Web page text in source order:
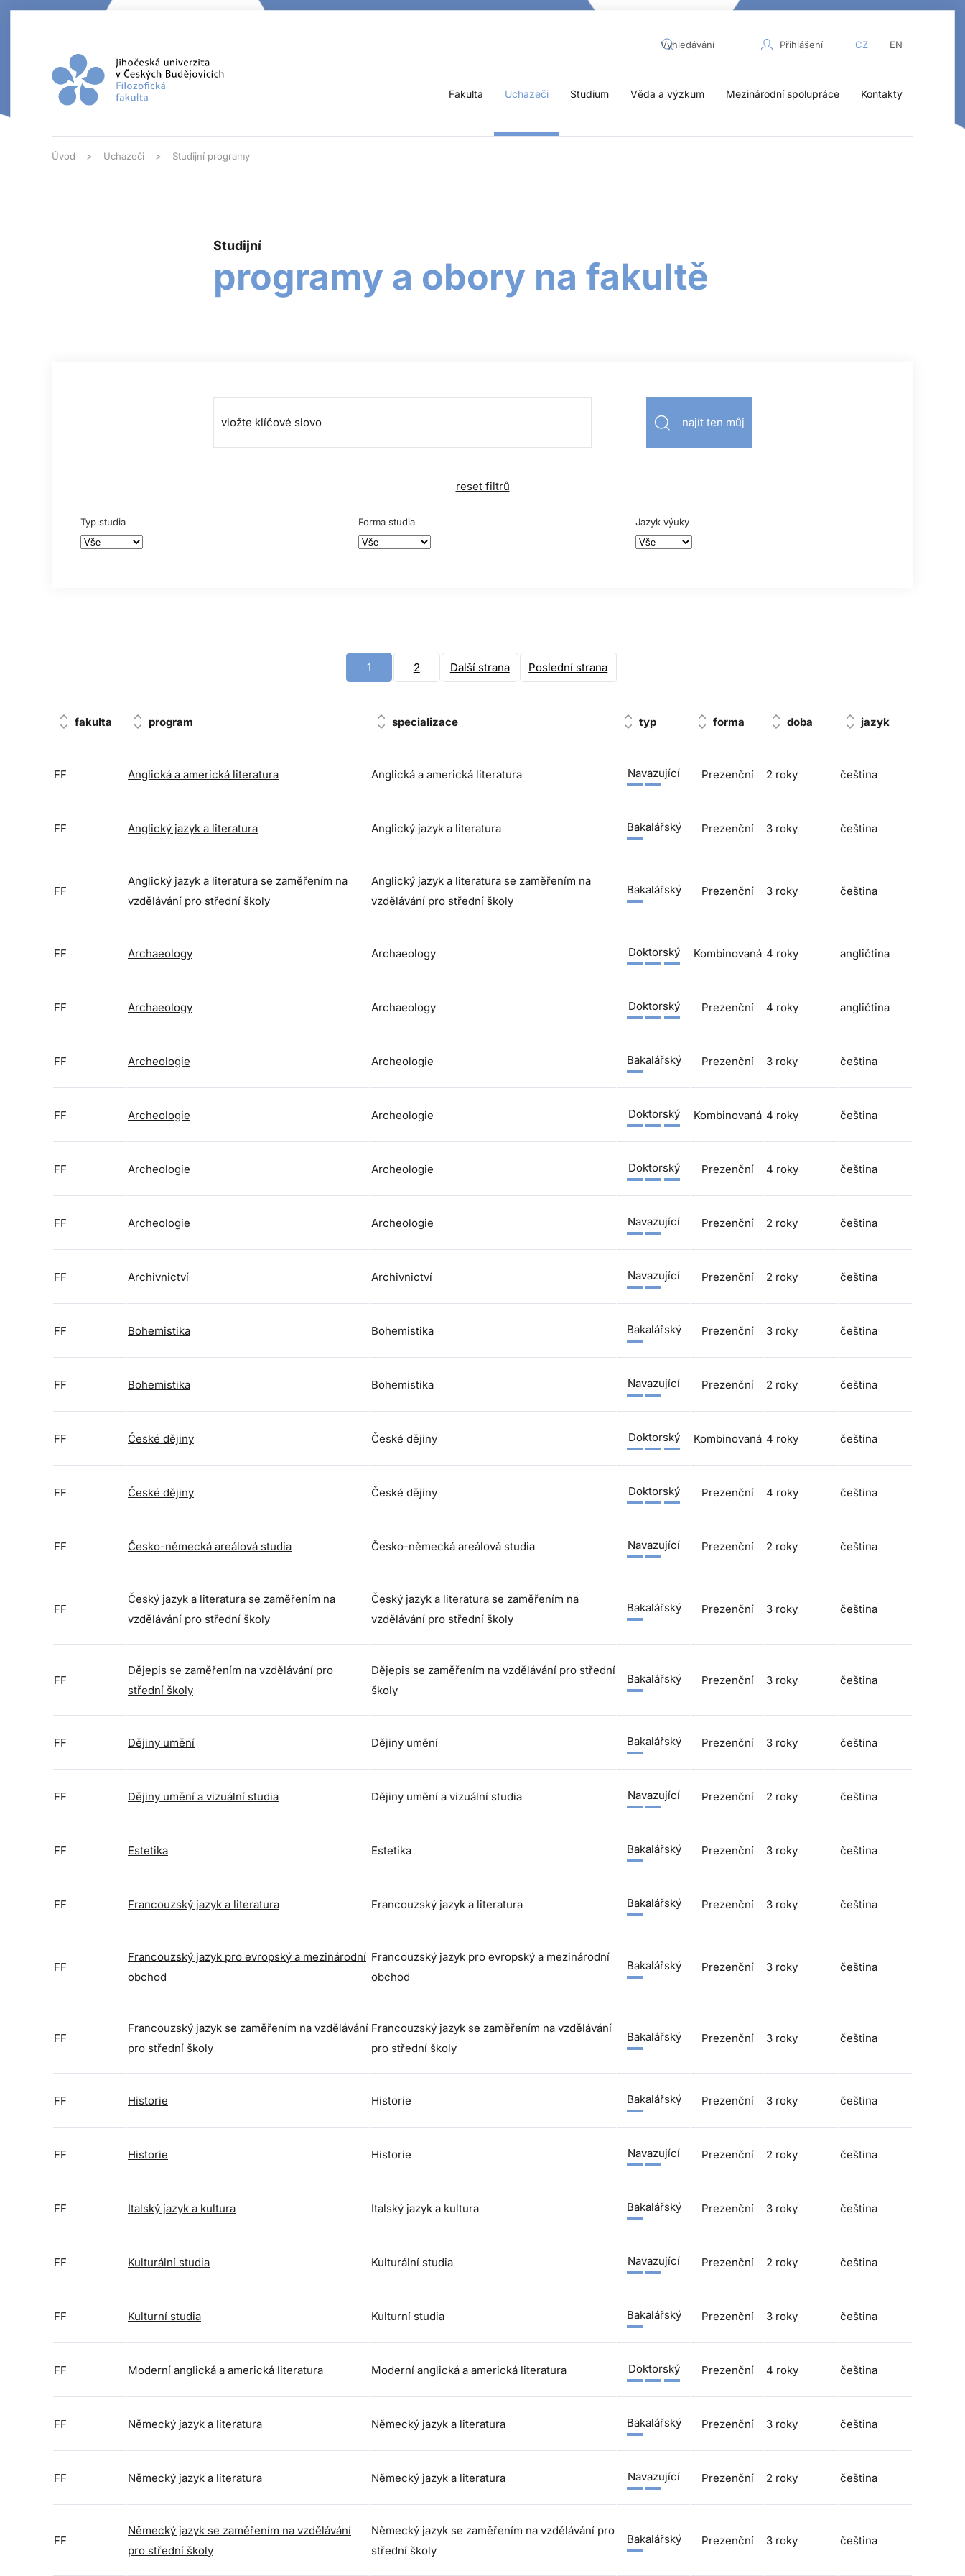
Přihlášení CZ EN
Fakulta Uchazeči Studium Věda a výzkum Mezinárodní spolupráce Kontakty
Úvod Uchazeči Studijní programy
Studijní
programy a obory na fakultě
najít ten můj
reset filtrů
Typ studia Forma studia Jazyk výuky
1 2 Další strana Poslední strana
fakulta program specializace typ forma doba jazyk
FF Anglická a americká literatura Anglická a americká literatura Navazující Prezenční 2 roky čeština
FF Anglický jazyk a literatura Anglický jazyk a literatura Bakalářský Prezenční 3 roky čeština
FF
Anglický jazyk a literatura se zaměřením na
vzdělávání pro střední školy
Anglický jazyk a literatura se zaměřením na
vzdělávání pro střední školy
Bakalářský Prezenční 3 roky čeština
FF Archaeology Archaeology Doktorský Kombinovaná 4 roky angličtina
FF Archaeology Archaeology Doktorský Prezenční 4 roky angličtina
FF Archeologie Archeologie Bakalářský Prezenční 3 roky čeština
FF Archeologie Archeologie Doktorský Kombinovaná 4 roky čeština
FF Archeologie Archeologie Doktorský Prezenční 4 roky čeština
FF Archeologie Archeologie Navazující Prezenční 2 roky čeština
FF Archivnictví Archivnictví Navazující Prezenční 2 roky čeština
FF Bohemistika Bohemistika Bakalářský Prezenční 3 roky čeština
FF Bohemistika Bohemistika Navazující Prezenční 2 roky čeština
FF České dějiny České dějiny Doktorský Kombinovaná 4 roky čeština
FF České dějiny České dějiny Doktorský Prezenční 4 roky čeština
FF Česko-německá areálová studia Česko-německá areálová studia Navazující Prezenční 2 roky čeština
FF
Český jazyk a literatura se zaměřením na
vzdělávání pro střední školy
Český jazyk a literatura se zaměřením na
vzdělávání pro střední školy
Bakalářský Prezenční 3 roky čeština
FF
Dějepis se zaměřením na vzdělávání pro
střední školy
Dějepis se zaměřením na vzdělávání pro střední
školy
Bakalářský Prezenční 3 roky čeština
FF Dějiny umění Dějiny umění Bakalářský Prezenční 3 roky čeština
FF Dějiny umění a vizuální studia Dějiny umění a vizuální studia Navazující Prezenční 2 roky čeština
FF Estetika Estetika Bakalářský Prezenční 3 roky čeština
FF Francouzský jazyk a literatura Francouzský jazyk a literatura Bakalářský Prezenční 3 roky čeština
FF
Francouzský jazyk pro evropský a mezinárodní
obchod
Francouzský jazyk pro evropský a mezinárodní
obchod
Bakalářský Prezenční 3 roky čeština
FF
Francouzský jazyk se zaměřením na vzdělávání
pro střední školy
Francouzský jazyk se zaměřením na vzdělávání
pro střední školy
Bakalářský Prezenční 3 roky čeština
FF Historie Historie Bakalářský Prezenční 3 roky čeština
FF Historie Historie Navazující Prezenční 2 roky čeština
FF Italský jazyk a kultura Italský jazyk a kultura Bakalářský Prezenční 3 roky čeština
FF Kulturální studia Kulturální studia Navazující Prezenční 2 roky čeština
FF Kulturní studia Kulturní studia Bakalářský Prezenční 3 roky čeština
FF Moderní anglická a americká literatura Moderní anglická a americká literatura Doktorský Prezenční 4 roky čeština
FF Německý jazyk a literatura Německý jazyk a literatura Bakalářský Prezenční 3 roky čeština
FF Německý jazyk a literatura Německý jazyk a literatura Navazující Prezenční 2 roky čeština
FF
Německý jazyk se zaměřením na vzdělávání
pro střední školy
Německý jazyk se zaměřením na vzdělávání pro
střední školy
Bakalářský Prezenční 3 roky čeština